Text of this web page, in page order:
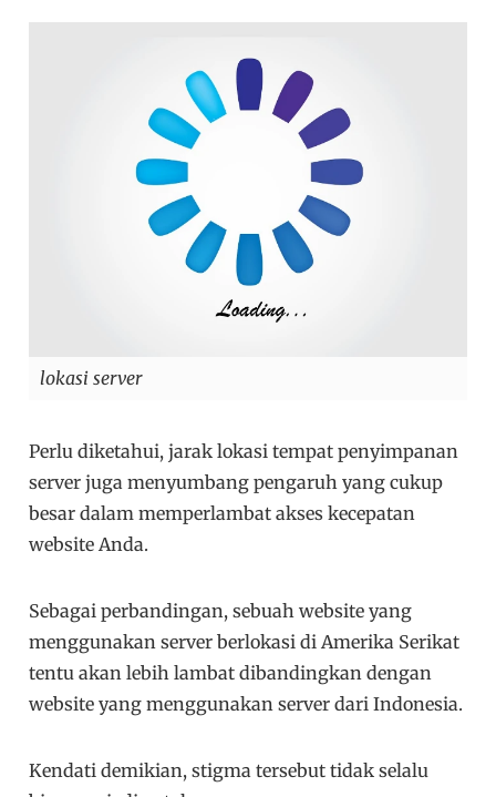
lokasi server
Perlu diketahui, jarak lokasi tempat penyimpanan
server juga menyumbang pengaruh yang cukup
besar dalam memperlambat akses kecepatan
website Anda.
Sebagai perbandingan, sebuah website yang
menggunakan server berlokasi di Amerika Serikat
tentu akan lebih lambat dibandingkan dengan
website yang menggunakan server dari Indonesia.
Kendati demikian, stigma tersebut tidak selalu